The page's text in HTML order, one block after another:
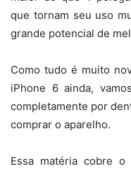
que tornam seu uso
grande potencial de
Como tudo é muito
iPhone 6 ainda,
completamente por
comprar o aparelho.
Essa matéria cobre